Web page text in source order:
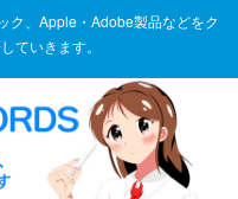
ク、Apple・Adobe製品などをク
ていきます。